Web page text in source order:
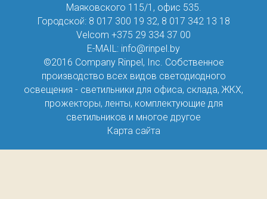
Маяковского 115/1 , офис 535
Городской: 8 017 300 19 32, 8 017 342 13 18
Velcom +375 29 334 37 00
E-MAIL: info@rinpel.by
©2016 Company Rinpel, Inc. Собственное
производство всех видов светодиодного
освещения - светильники для офиса, склада, ЖКХ,
прожекторы, ленты, комплектующие для
светильников и многое другое
Карта сайта